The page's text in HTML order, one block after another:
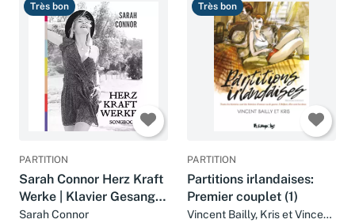
Très bon
PARTITION
Sarah Connor Herz Kraft
Werke | Klavier Gesang
Gitarre Noten für
Sarah Connor
Très bon
PARTITION
Partitions irlandaises:
Premier couplet (1)
Vincent Bailly, Kris et Vincent